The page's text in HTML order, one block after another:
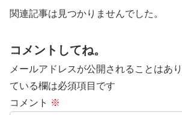
関連記事は見つかりませんでした。
コメントしてね。
メールアドレスが公開されることはあり
ている欄は必須項目です
コメント ※